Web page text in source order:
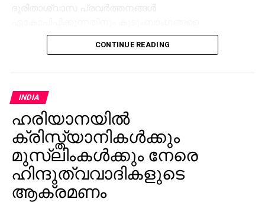
ദുരിതാശ്വാസ പ്രവര്‍ത്തനങ്ങള്‍
സഹായിക്കുന്നതിനുമായി തെലങ്കാന സംസ്ഥാന
ന്യൂനപക്ഷ ക്ഷേമ മന്ത്രി മുഹമ്മദ് അസ്ഹറുദ്ദീന്റെ
സമുദായത്തില്‍ നിന്നുള്ള ഒരു മുതിര്‍ന്ന
ഉദ്യോഗസ്ഥനും ഉള്‍പ്പെടും. കൂടാതെ, മരിച്ച ഓരോ
തീര്‍ഥാടകരുടെയും കുടുംബത്തില്‍ നിന്ന് രണ്ട്
അംഗങ്ങളെ വീതം തെലങ്കാന സര്‍ക്കാറിന്റെ ചെലവില്‍
സൗദിയിലേക്ക് കൊണ്ടുപോകുന്നതിനുള്ള
ക്രമീകരണങ്ങളും ഒരുക്കുന്നുണ്ട്.
CONTINUE READING
INDIA
ഹരിയാനയില്‍
ക്രിസ്ത്യാനികള്‍ക്കും
മുസ്‌ലിംകള്‍ക്കും നേരെ
ഹിന്ദുത്വവാദികളുടെ
ആക്രമണം